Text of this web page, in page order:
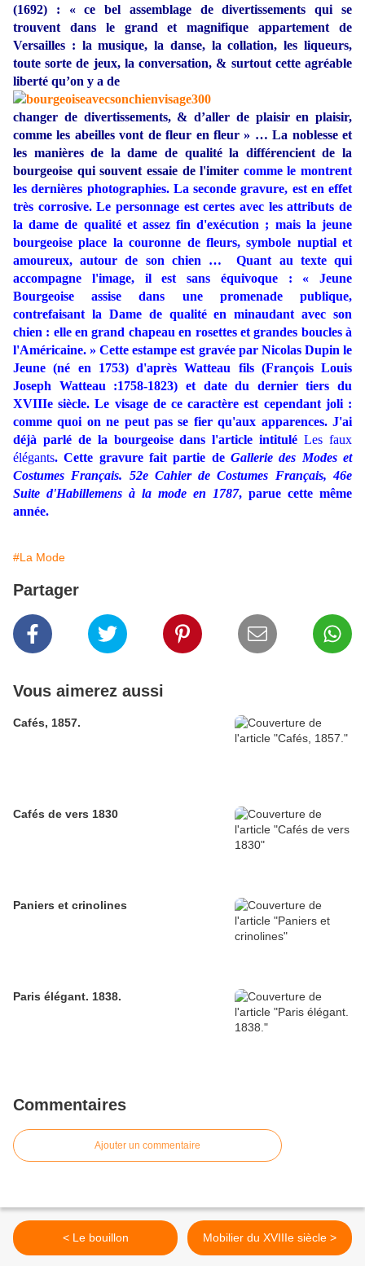
(1692) : « ce bel assemblage de divertissements qui se
trouvent dans le grand et magnifique appartement de
Versailles : la musique, la danse, la collation, les liqueurs,
toute sorte de jeux, la conversation, & surtout cette agréable
liberté qu’on y a de
changer de divertissements, & d’aller de plaisir en plaisir,
comme les abeilles vont de fleur en fleur » … La noblesse et
les manières de la dame de qualité la différencient de la
bourgeoise qui souvent essaie de l'imiter comme le montrent
les dernières photographies. La seconde gravure, est en effet
très corrosive. Le personnage est certes avec les attributs de
la dame de qualité et assez fin d'exécution ; mais la jeune
bourgeoise place la couronne de fleurs, symbole nuptial et
amoureux, autour de son chien … Quant au texte qui
accompagne l'image, il est sans équivoque : « Jeune
Bourgeoise assise dans une promenade publique,
contrefaisant la Dame de qualité en minaudant avec son
chien : elle en grand chapeau en rosettes et grandes boucles à
l'Américaine. » Cette estampe est gravée par Nicolas Dupin le
Jeune (né en 1753) d'après Watteau fils (François Louis
Joseph Watteau :1758-1823) et date du dernier tiers du
XVIIIe siècle. Le visage de ce caractère est cependant joli :
comme quoi on ne peut pas se fier qu'aux apparences. J'ai
déjà parlé de la bourgeoise dans l'article intitulé Les faux
élégants. Cette gravure fait partie de Gallerie des Modes et
Costumes Français. 52e Cahier de Costumes Français, 46e
Suite d'Habillemens à la mode en 1787, parue cette même
année.
#La Mode
Partager
Vous aimerez aussi
Cafés, 1857.
Cafés de vers 1830
Paniers et crinolines
Paris élégant. 1838.
Commentaires
Ajouter un commentaire
< Le bouillon Mobilier du XVIIIe siècle >